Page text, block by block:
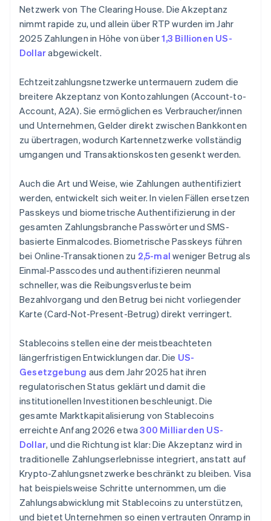
Netzwerk von The Clearing House. Die Akzeptanz
nimmt rapide zu, und allein über RTP wurden im Jahr
2025 Zahlungen in Höhe von über1,3 Billionen US-
Dollarabgewickelt.
Echtzeitzahlungsnetzwerke untermauern zudem die
breitere Akzeptanz von Kontozahlungen (Account-to-
Account, A2A). Sie ermöglichen es Verbraucher/innen
und Unternehmen, Gelder direkt zwischen Bankkonten
zu übertragen, wodurch Kartennetzwerke vollständig
umgangen und Transaktionskosten gesenkt werden.
Auch die Art und Weise, wie Zahlungen authentifiziert
werden, entwickelt sich weiter. In vielen Fällen ersetzen
Passkeys und biometrische Authentifizierung in der
gesamten Zahlungsbranche Passwörter und SMS-
basierte Einmalcodes. Biometrische Passkeys führen
bei Online-Transaktionen zu 2,5-mal weniger Betrug als
Einmal-Passcodes und authentifizieren neunmal
schneller, was die Reibungsverluste beim
Bezahlvorgang und den Betrug bei nicht vorliegender
Karte (Card-Not-Present-Betrug) direkt verringert.
Stablecoins stellen eine der meistbeachteten
längerfristigen Entwicklungen dar. Die US-
Gesetzgebung aus dem Jahr 2025 hat ihren
regulatorischen Status geklärt und damit die
institutionellen Investitionen beschleunigt. Die
gesamte Marktkapitalisierung von Stablecoins
erreichte Anfang 2026 etwa300 Milliarden US-
Dollar, und die Richtung ist klar: Die Akzeptanz wird in
traditionelle Zahlungserlebnisse integriert, anstatt auf
Krypto-Zahlungsnetzwerke beschränkt zu bleiben. Visa
hat beispielsweise Schritte unternommen, um die
Zahlungsabwicklung mit Stablecoins zu unterstützen,
und bietet Unternehmen so einen vertrauten Onramp in